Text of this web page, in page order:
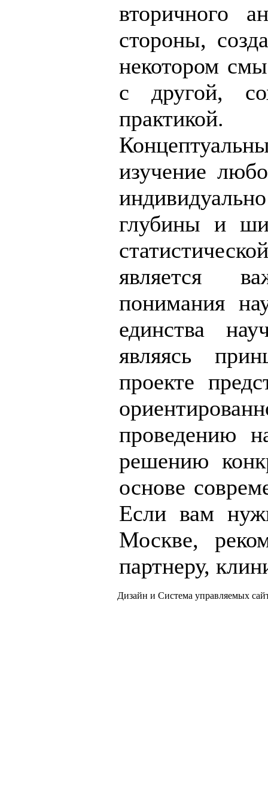
вторичного
стороны,
некотором
с другой,
практикой.
изучение
глубины и
является
понимания
единства
являясь
проекте
проведению
решению
основе
Если вам
Москве,
партнеру,
Дизайн и Система управляемых